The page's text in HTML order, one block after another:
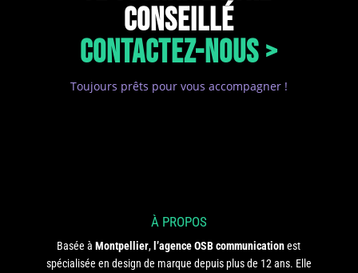
CONSEILLÉ
CONTACTEZ-NOUS >
Toujours prêts pour vous accompagner !
À PROPOS
Basée àMontpellier, l’agence OSB communicationest
spécialisée en design de marque depuis plus de 12 ans. Elle